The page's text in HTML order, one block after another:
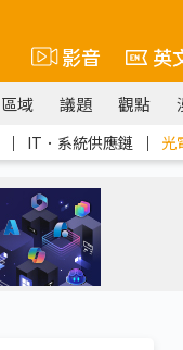
影音 英
區域 議題 觀點
｜ IT．系統供應鏈 ｜ 光